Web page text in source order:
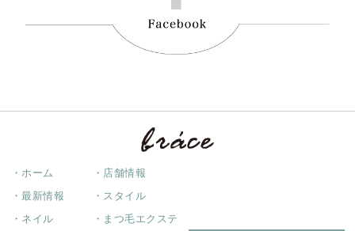
・ホーム ・店舗情報
・最新情報 ・スタイル
・ネイル ・まつ毛エクステ